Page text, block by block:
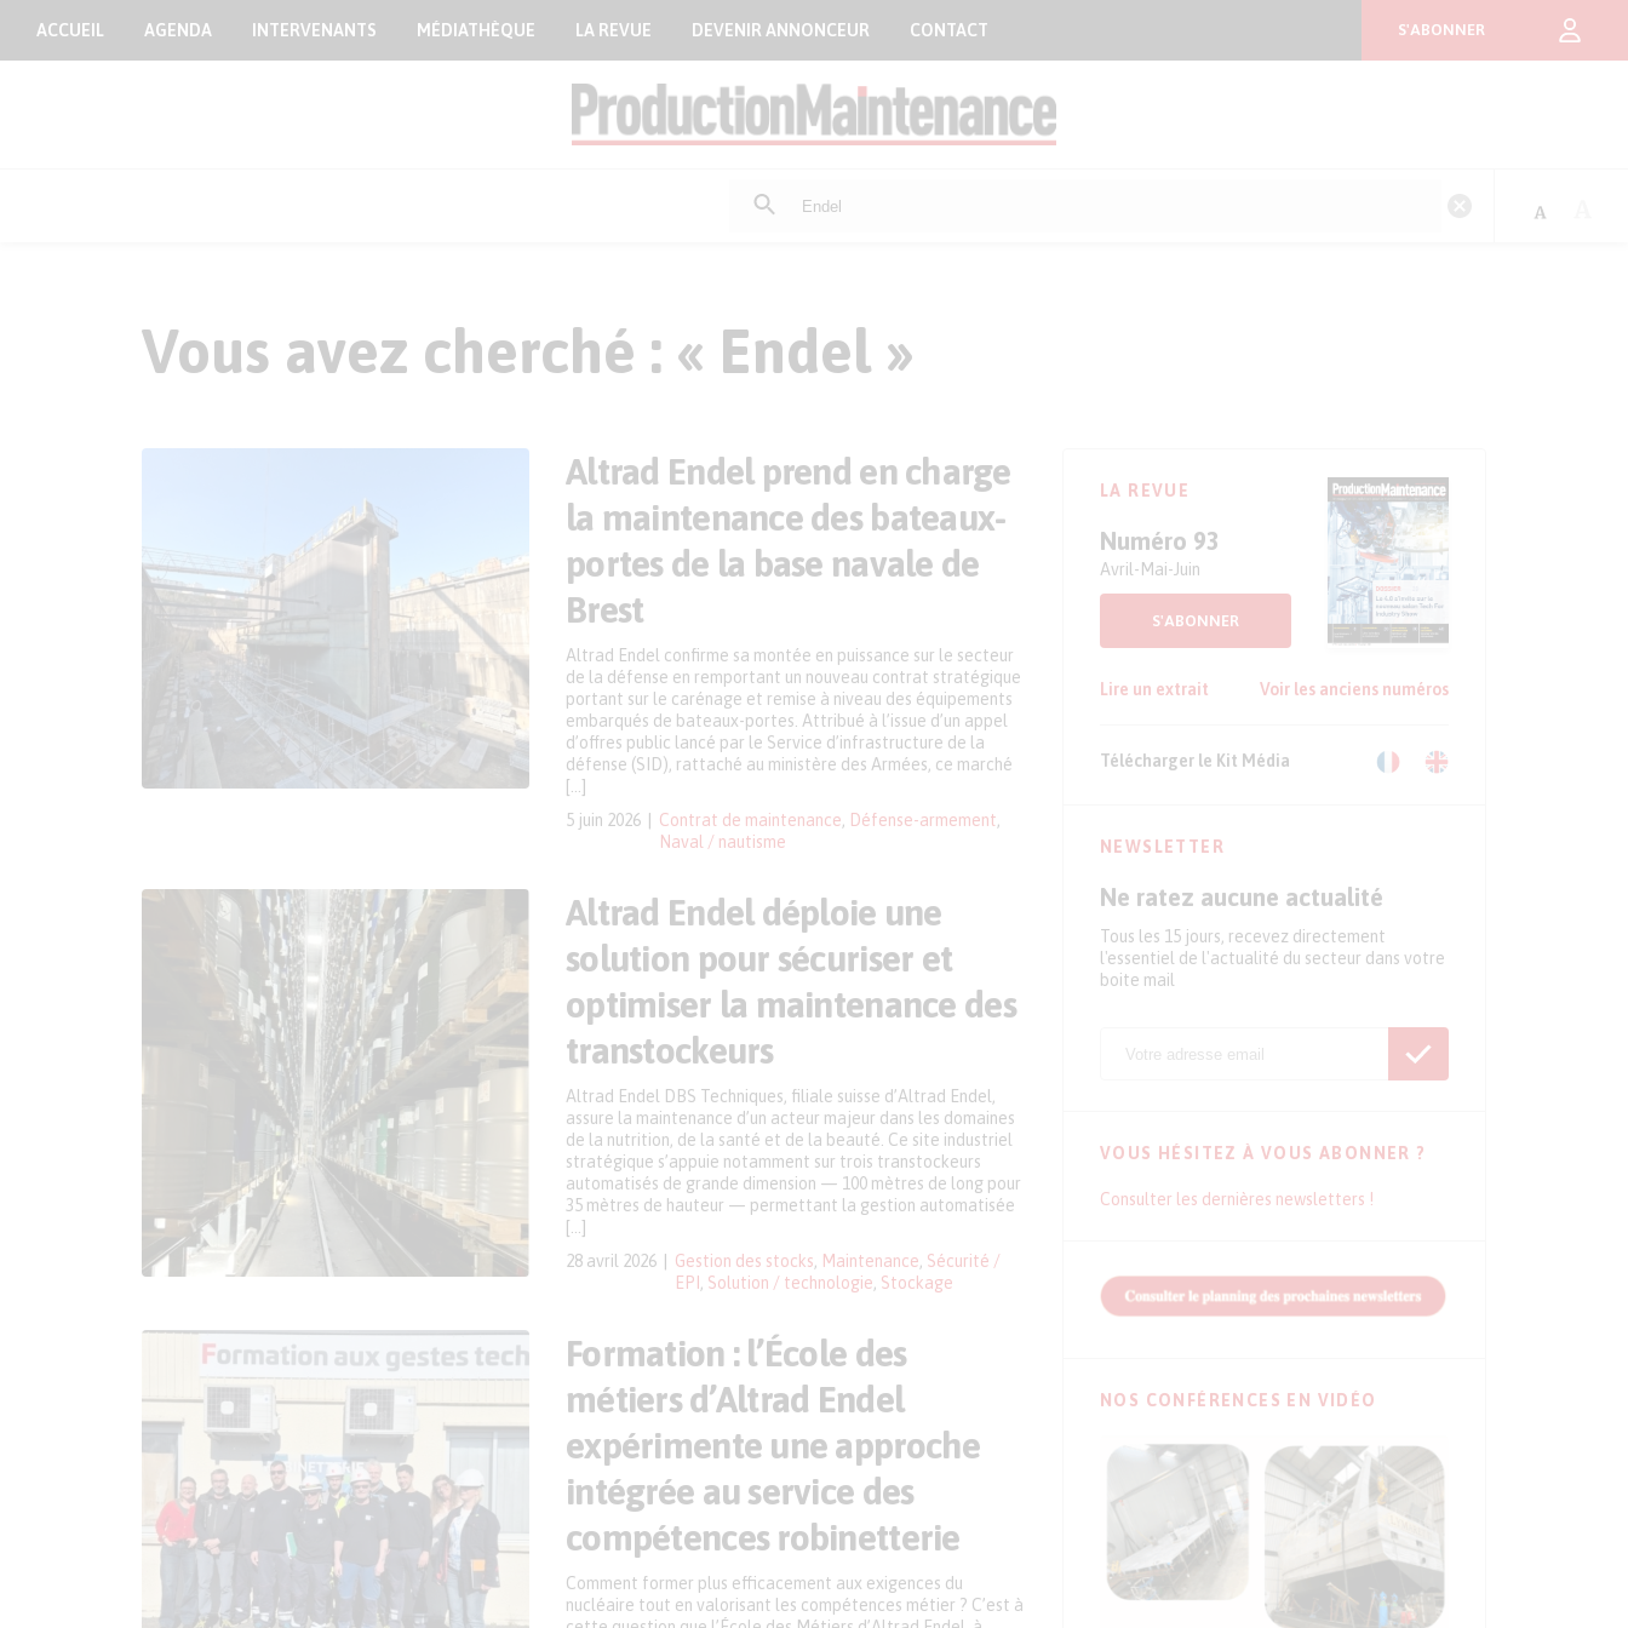
ACCUEIL AGENDA INTERVENANTS MÉDIATHÈQUE LA REVUE DEVENIR ANNONCEUR CONTACT S'ABONNER
Vous avez cherché : « Endel »
Altrad Endel prend en charge
la maintenance des bateaux-
portes de la base navale de
Brest
5 juin 2026 Contrat de maintenance Défense-armement
Naval / nautisme
Altrad Endel confirme sa montée en puissance sur le secteur
de la défense en remportant un nouveau contrat stratégique
portant sur le carénage et remise à niveau des équipements
embarqués de bateaux-portes. Attribué à l’issue d’un appel
d’offres public lancé par le Service d’infrastructure de la
défense (SID), rattaché au ministère des Armées, ce marché
[…]
Altrad Endel déploie une
solution pour sécuriser et
optimiser la maintenance des
transtockeurs
28 avril 2026 Gestion des stocks Maintenance Sécurité /
EPI
Solution / technologie Stockage
Altrad Endel DBS Techniques, filiale suisse d’Altrad Endel,
assure la maintenance d’un acteur majeur dans les domaines
de la nutrition, de la santé et de la beauté. Ce site industriel
stratégique s’appuie notamment sur trois transtockeurs
automatisés de grande dimension — 100 mètres de long pour
35 mètres de hauteur — permettant la gestion automatisée
[…]
Formation : l’École des
métiers d’Altrad Endel
expérimente une approche
intégrée au service des
compétences robinetterie
Comment former plus efficacement aux exigences du
nucléaire tout en valorisant les compétences métier ? C’est à
LA REVUE
Numéro 93
Avril-Mai-Juin
S'ABONNER
Lire un extrait Voir les anciens numéros
Télécharger le Kit Média
NEWSLETTER
Ne ratez aucune actualité
Tous les 15 jours, recevez directement
l'essentiel de l'actualité du secteur dans votre
boite mail
VOUS HÉSITEZ À VOUS ABONNER ?
Consulter les dernières newsletters !
NOS CONFÉRENCES EN VIDÉO